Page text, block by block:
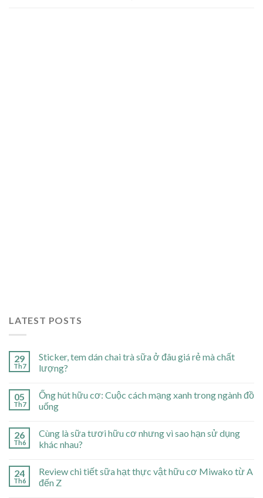
LATEST POSTS
29
Th7
Sticker, tem dán chai trà sữa ở đâu giá rẻ mà chất
lượng?
05
Th7
Ống hút hữu cơ: Cuộc cách mạng xanh trong ngành đồ
uống
26
Th6
Cùng là sữa tươi hữu cơ nhưng vì sao hạn sử dụng
khác nhau?
24
Th6
Review chi tiết sữa hạt thực vật hữu cơ Miwako từ A
đến Z